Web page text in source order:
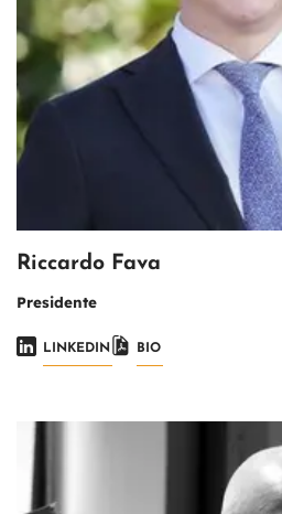
Riccardo Fava
Presidente
LINKEDIN BIO
Immagine